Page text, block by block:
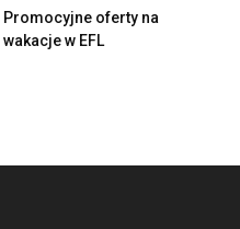
Promocyjne oferty na
wakacje w EFL